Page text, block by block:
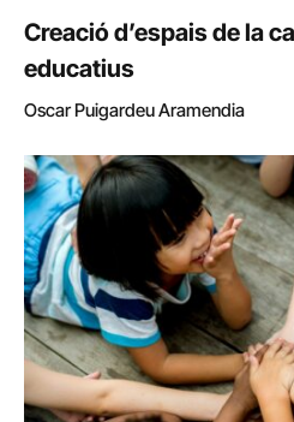
Creació d’espais de la
educatius
Oscar Puigardeu Aramendia